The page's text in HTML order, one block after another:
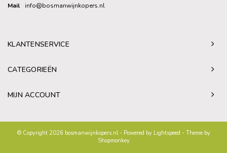
Mail
info@bosmanwijnkopers.nl
KLANTENSERVICE
CATEGORIEËN
MIJN ACCOUNT
© Copyright 2026 bosmanwijnkopers.nl - Powered by Lightspeed - Theme by
Shopmonkey